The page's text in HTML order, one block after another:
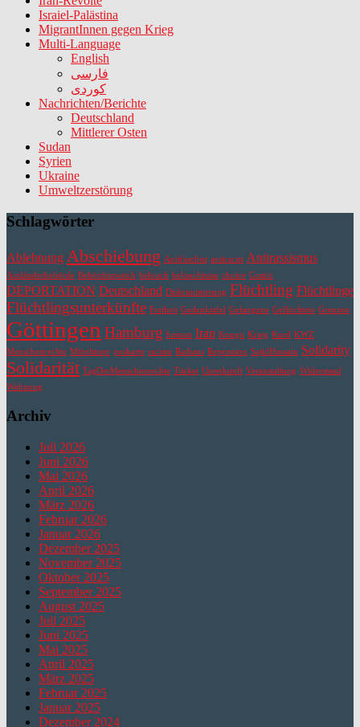
Israiel-Palästina
MigrantInnen gegen Krieg
Multi-Language
English
فارسی
کوردی
Nachrichten/Berichte
Deutschland
Mittlerer Osten
Sudan
Syrien
Ukraine
Umweltzerstörung
Schlagwörter
Ablehnung Abschiebung Antifaschist antiracist Antirassismus
Ausländerbehörde Behördenwatch belouch belouchistan choice Comic
DEPORTATION Deutschland Diskriminierung Flüchtling Flüchtlinge
Flüchtlingsunterkünfte Freiheit Gedenktafel Gefangene Geflüchtete Grenzen
Göttingen Hamburg human Iran Kongo Krieg Kurd KWZ
Menschenrechte Mittelmeer poskarte racism Rathaus Repression SajidHussain Solidarity
Solidarität TagDerMenschenrechte Türkei Unterkunft Veranstaltung Widerstand
Wohnung
Archiv
Juli 2026
Juni 2026
Mai 2026
April 2026
März 2026
Februar 2026
Januar 2026
Dezember 2025
November 2025
Oktober 2025
September 2025
August 2025
Juli 2025
Juni 2025
Mai 2025
April 2025
März 2025
Februar 2025
Januar 2025
Dezember 2024